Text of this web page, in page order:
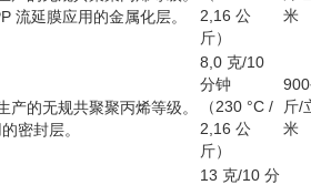
流延膜应用的金属化层。
2,16 公
斤）
米
的无规共聚聚丙烯等级。
密封层。
8,0 克/10
分钟
（230 °C /
2,16 公
斤）
斤/
米
13 克/10 分